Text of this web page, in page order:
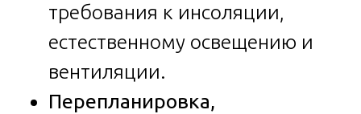
требования к инсоляции,
естественному освещению и
вентиляции.
Перепланировка,